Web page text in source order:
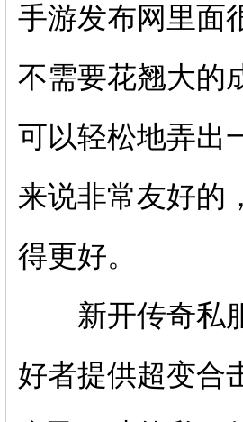
手游发布网里面
不需要花翘大的
可以轻松地弄出
来说非常友好的
得更好。
新开传奇私服
好者提供超变合